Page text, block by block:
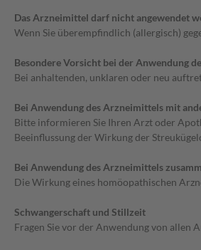
Das Arzneimittel darf nicht angewendet
Wenn Sie überempfindlich (allergisch)
Besondere Vorsicht bei der Anwendung
Bei anhaltenden, unklaren oder neu
Bei Anwendung des Arzneimittels mit
Bitte informieren Sie Ihren Arzt oder
Beeinflussung der Wirkung der
Bei Anwendung des Arzneimittels
Die Wirkung eines homöopathischen
Schwangerschaft und Stillzeit
Fragen Sie vor der Anwendung von allen